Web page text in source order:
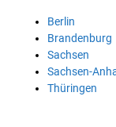
Berlin
Brandenburg
Sachsen
Sachsen-
Thüringen